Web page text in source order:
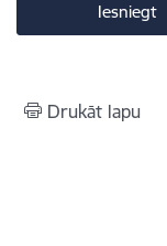
Drukāt lapu